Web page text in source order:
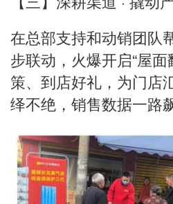
在总部支持和动销团队
步联动，火爆开启“屋
策、到店好礼，为门店
绎不绝，销售数据一路